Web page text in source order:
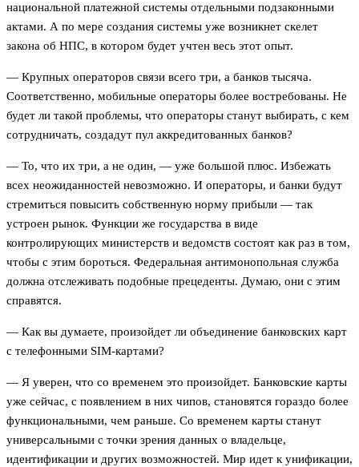
национальной платежной системы отдельными подзаконными
актами. А по мере создания системы уже возникнет скелет
закона об НПС, в котором будет учтен весь этот опыт.
— Крупных операторов связи всего три, а банков тысяча.
Соответственно, мобильные операторы более востребованы. Не
будет ли такой проблемы, что операторы станут выбирать, с кем
сотрудничать, создадут пул аккредитованных банков?
— То, что их три, а не один, — уже большой плюс. Избежать
всех неожиданностей невозможно. И операторы, и банки будут
стремиться повысить собственную норму прибыли — так
устроен рынок. Функции же государства в виде
контролирующих министерств и ведомств состоят как раз в том,
чтобы с этим бороться. Федеральная антимонопольная служба
должна отслеживать подобные прецеденты. Думаю, они с этим
справятся.
— Как вы думаете, произойдет ли объединение банковских карт
с телефонными SIM-картами?
— Я уверен, что со временем это произойдет. Банковские карты
уже сейчас, с появлением в них чипов, становятся гораздо более
функциональными, чем раньше. Со временем карты станут
универсальными с точки зрения данных о владельце,
идентификации и других возможностей. Мир идет к унификации,